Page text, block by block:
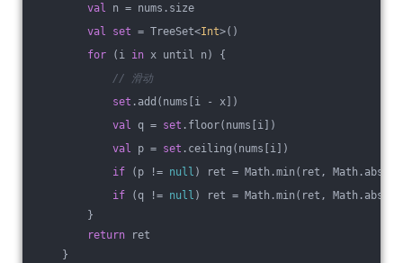
val n = nums.size
val
set = TreeSet<Int>()
for (i in x until n) {
// 滑动
set .add(nums[i - x])
val q = set .floor(nums[i])
val p = set .ceiling(nums[i])
if (p != null ) ret = Math.min(ret,
if (q != null ) ret = Math.min(ret,
}
return ret
}